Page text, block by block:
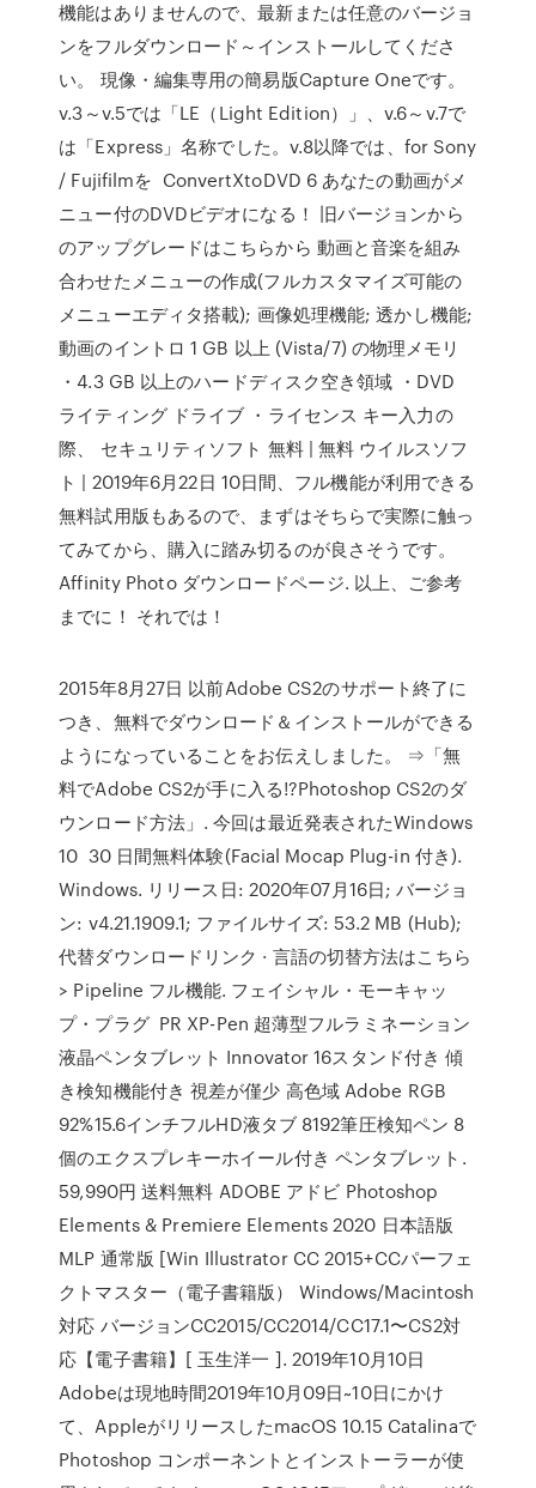
機能はありませんので、最新または任意のバージョ
ンをフルダウンロード～インストールしてくださ
い。 現像・編集専用の簡易版Capture Oneです。
v.3～v.5では「LE（Light Edition）」、v.6～v.7で
は「Express」名称でした。v.8以降では、for Sony
/ Fujifilmを ConvertXtoDVD 6 あなたの動画がメ
ニュー付のDVDビデオになる！ 旧バージョンから
のアップグレードはこちらから 動画と音楽を組み
合わせたメニューの作成(フルカスタマイズ可能の
メニューエディタ搭載); 画像処理機能; 透かし機能;
動画のイントロ 1 GB 以上 (Vista/7) の物理メモリ
・4.3 GB 以上のハードディスク空き領域 ・DVD
ライティング ドライブ ・ライセンス キー入力の
際、 セキュリティソフト 無料 | 無料 ウイルスソフ
ト | 2019年6月22日 10日間、フル機能が利用できる
無料試用版もあるので、まずはそちらで実際に触っ
てみてから、購入に踏み切るのが良さそうです。
Affinity Photo ダウンロードページ. 以上、ご参考
までに！ それでは！
2015年8月27日 以前Adobe CS2のサポート終了に
つき、無料でダウンロード＆インストールができる
ようになっていることをお伝えしました。 ⇒「無
料でAdobe CS2が手に入る!?Photoshop CS2のダ
ウンロード方法」. 今回は最近発表されたWindows
10 30 日間無料体験(Facial Mocap Plug-in 付き).
Windows. リリース日: 2020年07月16日; バージョ
ン: v4.21.1909.1; ファイルサイズ: 53.2 MB (Hub);
代替ダウンロードリンク · 言語の切替方法はこちら
> Pipeline フル機能. フェイシャル・モーキャッ
プ・プラグ PR XP-Pen 超薄型フルラミネーション
液晶ペンタブレット Innovator 16スタンド付き 傾
き検知機能付き 視差が僅少 高色域 Adobe RGB
92%15.6インチフルHD液タブ 8192筆圧検知ペン 8
個のエクスプレキーホイール付き ペンタブレット.
59,990円 送料無料 ADOBE アドビ Photoshop
Elements & Premiere Elements 2020 日本語版
MLP 通常版 [Win Illustrator CC 2015+CCパーフェ
クトマスター（電子書籍版） Windows/Macintosh
対応 バージョンCC2015/CC2014/CC17.1〜CS2対
応【電子書籍】[ 玉生洋一 ]. 2019年10月10日
Adobeは現地時間2019年10月09日~10日にかけ
て、AppleがリリースしたmacOS 10.15 Catalinaで
Photoshop コンポーネントとインストーラーが使